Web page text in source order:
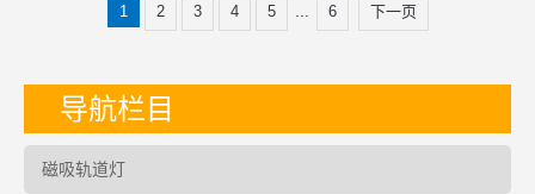
1 2 3 4 5 6 下一页
导航栏目
磁吸轨道灯